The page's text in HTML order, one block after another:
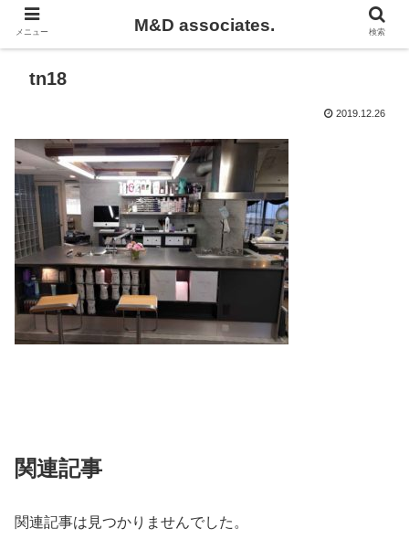
tn18
2019.12.26
関連記事
関連記事は見つかりませんでした。
メニュー M&D associates. 検索